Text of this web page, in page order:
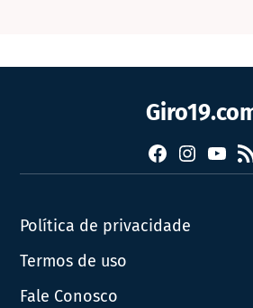
FacebookInstagram
Política de privacidade
Termos de uso
Fale Conosco